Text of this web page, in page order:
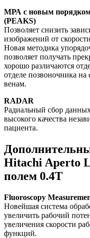
МРА с новым порядком
(PEAKS)
Позволяет снизить
изображений от
Новая методика
позволяет получать
хорошо различаются
отделе позвоночника
венам.
RADAR
Радиальный сбор
высокого качества
пациента.
Hitachi Aperto
полем 0.4T
Fluoroscopy
Новейшая система
увеличить рабочий
увеличения скорости
функций.